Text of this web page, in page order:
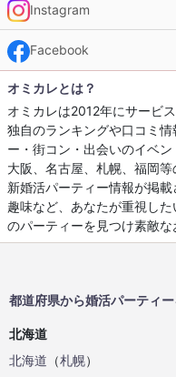
Instagram
Facebook
オミカレとは？
オミカレは2012年にサービ
独自のランキングや口コミ
ー・街コン・出会いのイベン
大阪、名古屋、札幌、福岡
新婚活パーティー情報が掲
趣味など、あなたが重視し
のパーティーを見つけ素敵な
都道府県から婚活パーティ
北海道
北海道 （札幌）